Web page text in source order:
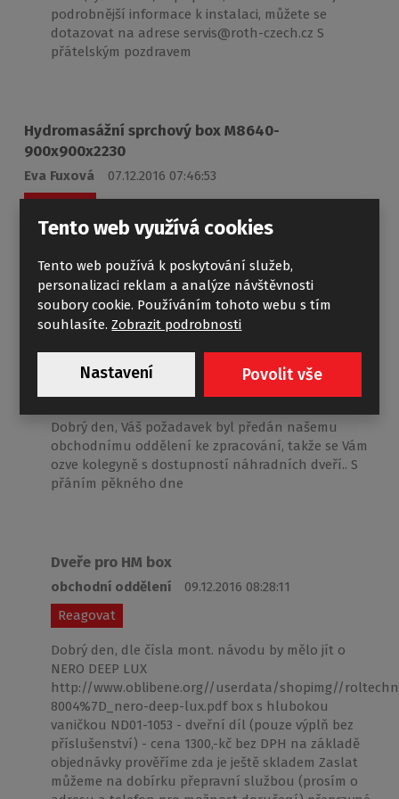
podrobnější informace k instalaci, můžete se
dotazovat na adrese servis@roth-czech.cz S
přátelským pozdravem
Hydromasážní sprchový box M8640-
900x900x2230
Eva Fuxová
07.12.2016 07:46:53
Reagovat
Dobrý den, rozbilo se nám jedna část skleněných dveří,
je možné objednat? Předem děkuji za odpověď.
slečna Garance
Dobrý den, Váš požadavek byl předán našemu
obchodnímu oddělení ke zpracování, takže se Vám
ozve kolegyně s dostupností náhradních dveří.. S
přáním pěkného dne
Dveře pro HM box
obchodní oddělení
09.12.2016 08:28:11
Reagovat
Dobrý den, dle čísla mont. návodu by mělo jít o
NERO DEEP LUX
http://www.oblibene.org//userdata/shopimg//
8004%7D_nero-deep-lux.pdf box s hlubokou
vaničkou ND01-1053 - dveřní díl (pouze výplň bez
příslušenství) - cena 1300,-kč bez DPH na základě
objednávky prověříme zda je ještě skladem Zaslat
můžeme na dobírku přepravní službou (prosím o
Tento web využívá cookies
Tento web používá k poskytování služeb,
personalizaci reklam a analýze návštěvnosti
soubory cookie. Používáním tohoto webu s tím
souhlasíte.Zobrazit podrobnosti
Nastavení Povolit vše